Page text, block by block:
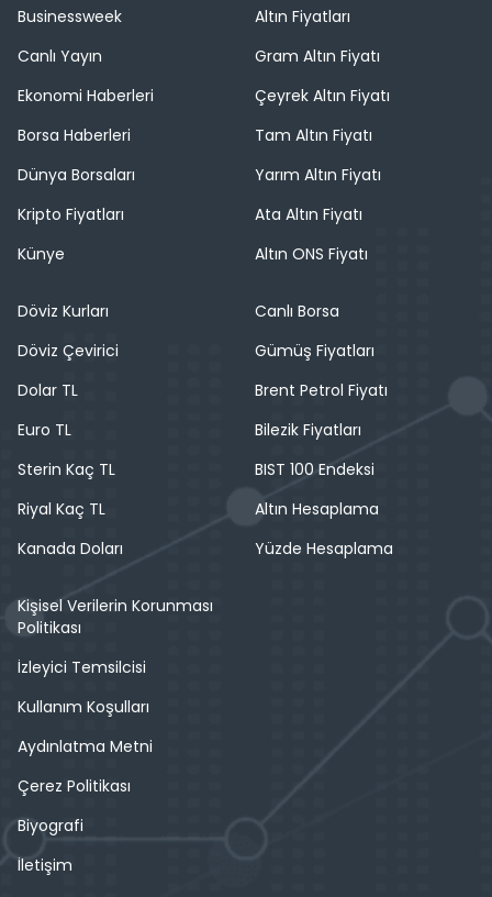
Businessweek
Canlı Yayın
Ekonomi Haberleri
Borsa Haberleri
Dünya Borsaları
Kripto Fiyatları
Künye
Altın Fiyatları
Gram Altın Fiyatı
Çeyrek Altın Fiyatı
Tam Altın Fiyatı
Yarım Altın Fiyatı
Ata Altın Fiyatı
Altın ONS Fiyatı
Döviz Kurları
Döviz Çevirici
Dolar TL
Euro TL
Sterin Kaç TL
Riyal Kaç TL
Kanada Doları
Canlı Borsa
Gümüş Fiyatları
Brent Petrol Fiyatı
Bilezik Fiyatları
BIST 100 Endeksi
Altın Hesaplama
Yüzde Hesaplama
Kişisel Verilerin Korunması
Politikası
İzleyici Temsilcisi
Kullanım Koşulları
Aydınlatma Metni
Çerez Politikası
Biyografi
İletişim